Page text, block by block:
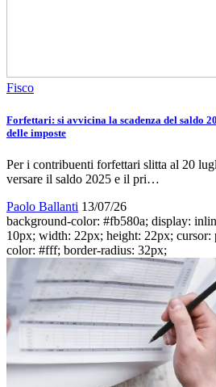
Fisco
Forfettari: si avvicina la scadenza del saldo
delle imposte
Per i contribuenti forfettari slitta al 20
versare il saldo 2025 e il pri…
Paolo Ballanti 13/07/26
background-color: #fb580a; display:
10px; width: 22px; height: 22px;
color: #fff; border-radius: 32px;